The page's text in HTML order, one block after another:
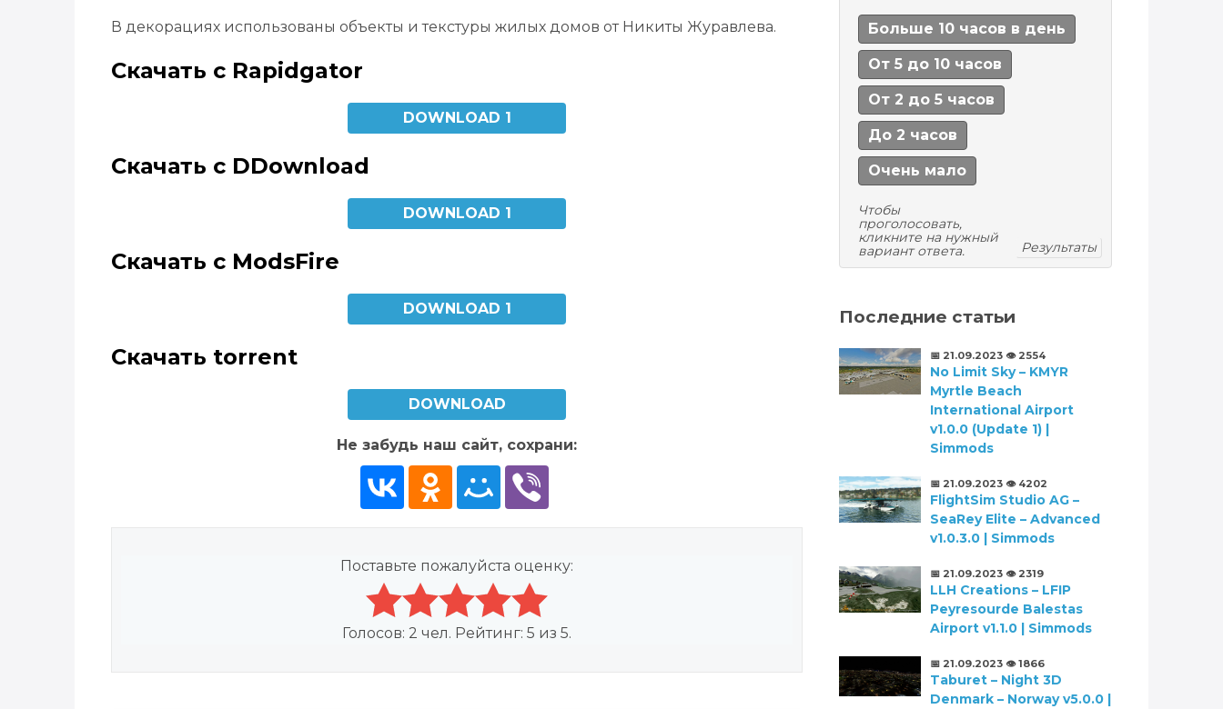
В декорациях использованы объекты и текстуры жилых домов от Никиты Журавлева.
Скачать с Rapidgator
DOWNLOAD 1
Скачать с DDownload
DOWNLOAD 1
Скачать с ModsFire
DOWNLOAD 1
Скачать torrent
DOWNLOAD
Не забудь наш сайт, сохрани:
Поставьте пожалуйста оценку:
Голосов: 2 чел. Рейтинг: 5 из 5.
Больше 10 часов в день
От 5 до 10 часов
От 2 до 5 часов
До 2 часов
Очень мало
Чтобы
проголосовать,
кликните на нужный
вариант ответа.
Результаты
Последние статьи
📅 21.09.2023 👁️ 2554
No Limit Sky – KMYR
Myrtle Beach
International Airport
v1.0.0 (Update 1) |
Simmods
📅 21.09.2023 👁️ 4202
FlightSim Studio AG –
SeaRey Elite – Advanced
v1.0.3.0 | Simmods
📅 21.09.2023 👁️ 2319
LLH Creations – LFIP
Peyresourde Balestas
Airport v1.1.0 | Simmods
📅 21.09.2023 👁️ 1866
Taburet – Night 3D
Denmark – Norway v5.0.0 |